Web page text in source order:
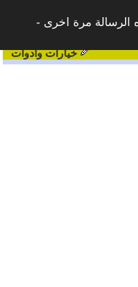
الرسالة مرة اخرى -
خيارات وادوات